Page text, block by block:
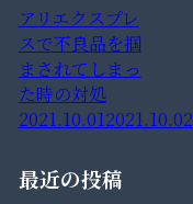
アリエクスプレ
スで不良品を掴
まされてしまっ
た時の対処
2021.10.012021.10.02
最近の投稿